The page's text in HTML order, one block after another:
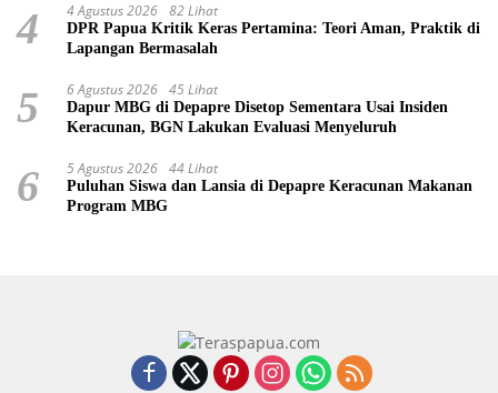
4 4 Agustus 2026 82 Lihat
DPR Papua Kritik Keras Pertamina: Teori Aman, Praktik di
Lapangan Bermasalah
5 6 Agustus 2026 45 Lihat
Dapur MBG di Depapre Disetop Sementara Usai Insiden
Keracunan, BGN Lakukan Evaluasi Menyeluruh
6 5 Agustus 2026 44 Lihat
Puluhan Siswa dan Lansia di Depapre Keracunan Makanan
Program MBG